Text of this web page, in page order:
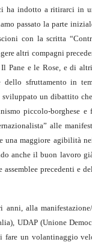
ha indotto a ritirarci in
passato la parte
con la scritta
altri compagni
Pane e le Rose, e di
dello sfruttamento in
un dibattito
piccolo-borghese
alle
una maggiore agibilità
anche il buon lavoro
assemblee precedenti
alla
UDAP (Unione
un volantinaggio